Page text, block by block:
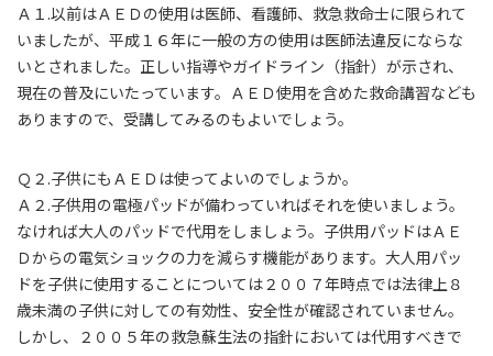
Ａ１.以前はＡＥＤの使用は医師、看護師、救急救命士に限られて
いましたが、平成１６年に一般の方の使用は医師法違反にならな
いとされました。正しい指導やガイドライン（指針）が示され、
現在の普及にいたっています。ＡＥＤ使用を含めた救命講習なども
ありますので、受講してみるのもよいでしょう。
Ｑ２.子供にもＡＥＤは使ってよいのでしょうか。
Ａ２.子供用の電極パッドが備わっていればそれを使いましょう。
なければ大人のパッドで代用をしましょう。子供用パッドはＡＥ
Ｄからの電気ショックの力を減らす機能があります。大人用パッ
ドを子供に使用することについては２００７年時点では法律上８
歳未満の子供に対しての有効性、安全性が確認されていません。
しかし、２００５年の救急蘇生法の指針においては代用すべきで